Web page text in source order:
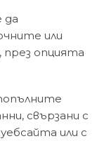
да
или
през опцията
свързани с
или с